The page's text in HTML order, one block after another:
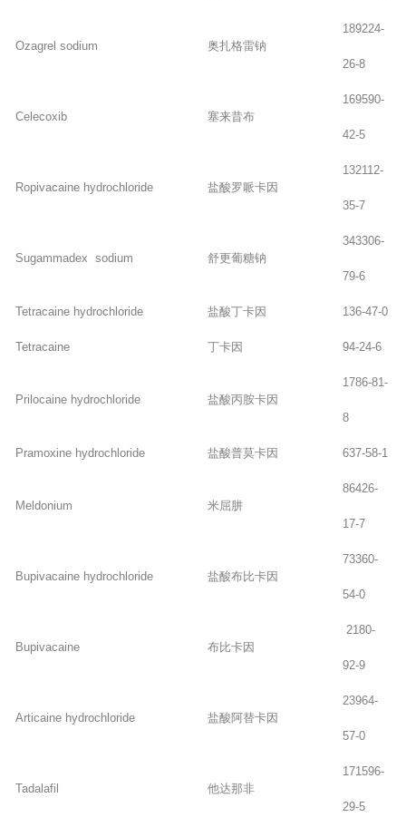
Ozagrel sodium 奥扎格雷钠
189224-
26-8
Celecoxib 塞来昔布
169590-
42-5
Ropivacaine hydrochloride 盐酸罗哌卡因
132112-
35-7
Sugammadex sodium 舒更葡糖钠
343306-
79-6
Tetracaine hydrochloride 盐酸丁卡因 136-47-0
Tetracaine 丁卡因 94-24-6
Prilocaine hydrochloride 盐酸丙胺卡因
1786-81-
8
Pramoxine hydrochloride 盐酸普莫卡因 637-58-1
Meldonium 米屈肼
86426-
17-7
Bupivacaine hydrochloride 盐酸布比卡因
73360-
54-0
Bupivacaine 布比卡因
2180-
92-9
Articaine hydrochloride 盐酸阿替卡因
23964-
57-0
Tadalafil 他达那非
171596-
29-5